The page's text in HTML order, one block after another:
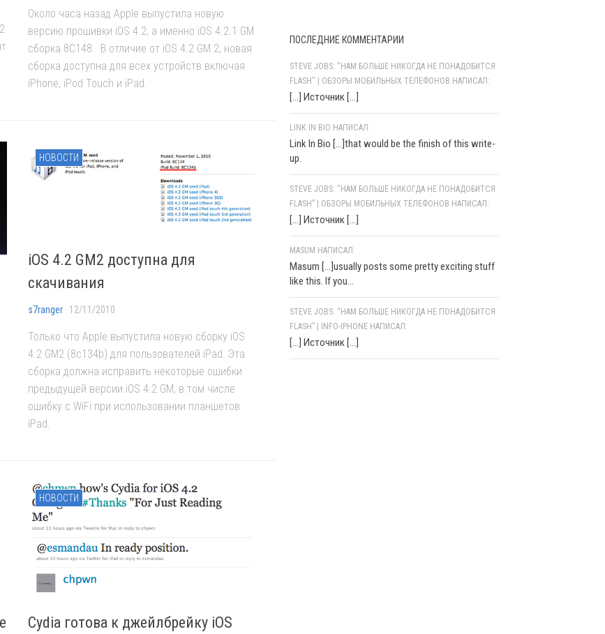
Около часа назад Apple выпустила новую
версию прошивки iOS 4.2, а именно iOS 4.2.1 GM
сборка 8С148. В отличие от iOS 4.2 GM 2, новая
сборка доступна для всех устройств включая
iPhone, iPod Touch и iPad.
НОВОСТИ
iOS 4.2 GM2 доступна для
скачивания
s7ranger · 12/11/2010
Только что Apple выпустила новую сборку iOS
4.2 GM2 (8c134b) для пользователей iPad. Эта
сборка должна исправить некоторые ошибки
предыдущей версии iOS 4.2 GM, в том числе
ошибку с WiFi при использовании планшетов
iPad.
НОВОСТИ
Cydia готова к джейлбрейку iOS
ПОСЛЕДНИЕ КОММЕНТАРИИ
STEVE JOBS: "НАМ БОЛЬШЕ НИКОГДА НЕ ПОНАДОБИТСЯ
FLASH" | ОБЗОРЫ МОБИЛЬНЫХ ТЕЛЕФОНОВ НАПИСАЛ:
[…] Источник […]
LINK IN BIO НАПИСАЛ:
Link In Bio [...]that would be the finish of this write-
up.
STEVE JOBS: “НАМ БОЛЬШЕ НИКОГДА НЕ ПОНАДОБИТСЯ
FLASH” | ОБЗОРЫ МОБИЛЬНЫХ ТЕЛЕФОНОВ НАПИСАЛ:
[…] Источник […]
MASUM НАПИСАЛ:
Masum [...]usually posts some pretty exciting stuff
like this. If you...
STEVE JOBS: “НАМ БОЛЬШЕ НИКОГДА НЕ ПОНАДОБИТСЯ
FLASH” | INFO-IPHONE НАПИСАЛ:
[…] Источник […]